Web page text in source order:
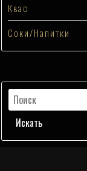
Квас
Соки/Напитки
Искать